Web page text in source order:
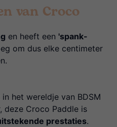
van Croco
en heeft een 'spank-
om dus elke centimeter
het wereldje van BDSM
deze Croco Paddle is
prestaties.